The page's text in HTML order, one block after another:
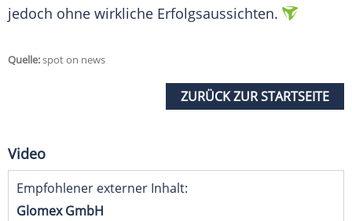
jedoch ohne wirkliche Erfolgsaussichten.
Quelle:spot on news
ZURÜCK ZUR STARTSEITE
Video
Empfohlener externer Inhalt:
Glomex GmbH